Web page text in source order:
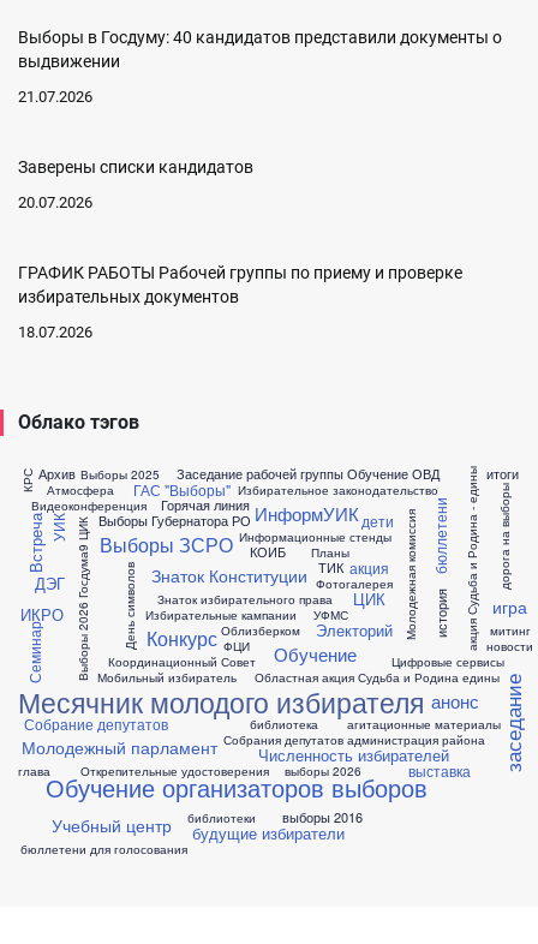
Выборы в Госдуму: 40 кандидатов представили документы о
выдвижении
21.07.2026
Заверены списки кандидатов
20.07.2026
ГРАФИК РАБОТЫ Рабочей группы по приему и проверке
избирательных документов
18.07.2026
Облако тэгов
Архив
Атмосфера
Видеоконференция
Встреча
Выборы 2025
Выборы 2026 Госдума9 ЦИК Выборы Губернатора РО
Выборы ЗСРО
ГАС "Выборы"
Горячая линия
ДЭГ День символов
Заседание рабочей группы
Знаток Конституции
Знаток избирательного права
ИКРО
Избирательное законодательство
Избирательные кампании
ИнформУИК
Информационные стенды
КОИБ
КРС
Конкурс
Координационный Совет
Месячник молодого избирателя
Мобильный избиратель
Молодежная комиссия
Молодежный парламент
Областная акция Судьба и Родина едины
Облизберком
Обучение
Обучение ОВД
Обучение организаторов выборов
Открепительные удостоверения
Планы
Семинар
Собрание депутатов
Собрания депутатов
ТИК
УИК
УФМС
Учебный центр
ФЦИ
Фотогалерея
ЦИК
Цифровые сервисы
Численность избирателей
Электорий
агитационные материалы
администрация района
акция акция Судьба и Родина - едины
анонс
библиотека
библиотеки
будущие избиратели
бюллетени
бюллетени для голосования
выборы 2016
выборы 2026 выставка
глава
дети дорога на выборы
заседание
игра
история
итоги
митинг
новости